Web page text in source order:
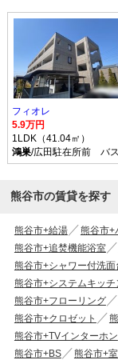
フィオレ
5.9万円
1LDK（41.04㎡）
鴻巣/広田駐在所前 バ
熊谷市の賃貸を探す
熊谷市+給湯 熊谷市+
熊谷市+追焚機能浴室
熊谷市+シャワー付洗面
熊谷市+システムキッチ
熊谷市+フローリング
熊谷市+クロゼット
熊谷市+TVインターホン
熊谷市+BS
熊谷市+